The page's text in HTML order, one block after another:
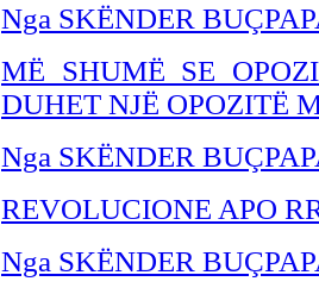
Nga SKËNDER
MË SHUMË SE
DUHET NJË OPOZITË
Nga SKËNDER
REVOLUCIONE APO
Nga SKËNDER